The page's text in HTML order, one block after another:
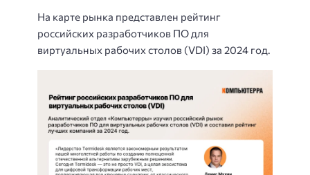
На карте рынка представлен рейтинг
российских разработчиков ПО для
виртуальных рабочих столов (VDI) за 2024 год.